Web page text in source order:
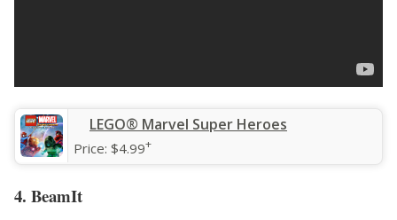
‎LEGO® Marvel Super Heroes
Price: $4.99+
4. BeamIt